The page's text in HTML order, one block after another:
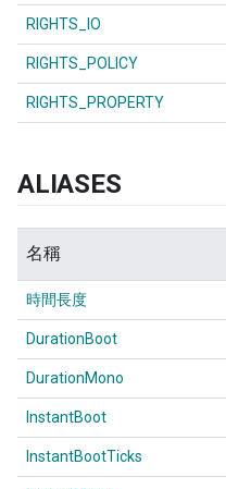
RIGHTS_IO
RIGHTS_POLICY
RIGHTS_PROPERTY
ALIASES
名稱
時間長度
DurationBoot
DurationMono
InstantBoot
InstantBootTicks